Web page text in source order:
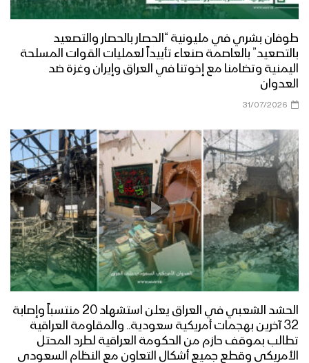
طوفان بشري في مليونية “الحصار بالحصار والتصعيد
بالتصعيد” بالعاصمة صنعاء تأييداً لعمليات القوات المسلحة
اليمنية وتضامنا مع إخوتنا في العراق وإيران وغزة ضد
العدوان
31/07/2026
الحشد الشعبي في العراق يعلن استشهاد 20 منتسباً وإصابة
32 آخرين بهجمات أمريكية سعودية.. والمقاومة العراقية
تطالب بموقف حازم من الحكومة العراقية لطرد المحتل
الأمريكي وقطع جميع أشكال التعاون مع النظام السعودي